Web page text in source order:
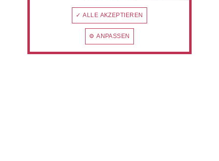
Handwerk
✓ ALLE AKZEPTIEREN
⚙ ANPASSEN